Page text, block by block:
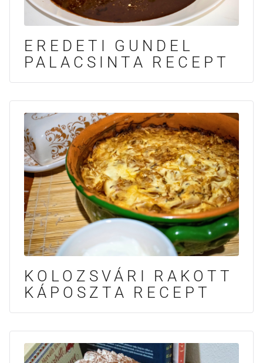
EREDETI GUNDEL
PALACSINTA RECEPT
KOLOZSVÁRI RAKOTT
KÁPOSZTA RECEPT